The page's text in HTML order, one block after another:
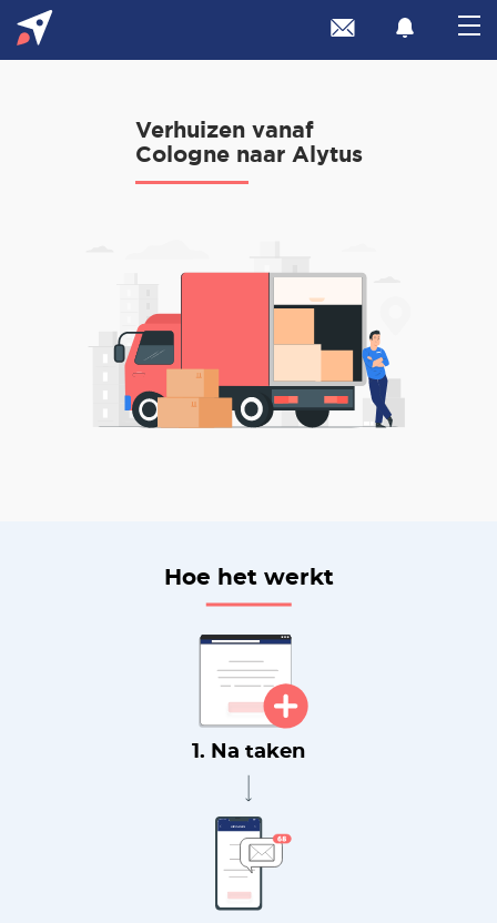
Verhuizen vanaf
Cologne naar Alytus
Hoe het werkt
1. Na taken